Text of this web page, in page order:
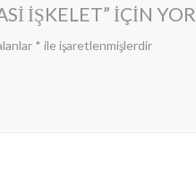
İŞKELET” IÇIN
* ile işaretlenmişlerdir